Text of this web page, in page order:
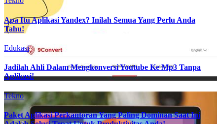
Apa Itu Aplikasi Yandex? Inilah Semua Yang Perlu Anda
Tahu!
Edukasi
Jadilah Ahli Dalam Mengkonversi Youtube Ke Mp3 Tanpa
Aplikasi!
Tekno
Paket Aplikasi Perkantoran Yang Paling Dominan Saat Ini